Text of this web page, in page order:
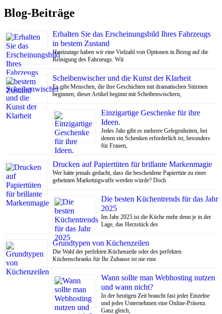
Blog-Beiträge
Erhalten Sie das Erscheinungsbild Ihres Fahrzeugs
in bestem Zustand
Heutzutage haben wir eine Vielzahl von Optionen in Bezug auf die
Reinigung des Fahrzeugs. Wir
Scheibenwischer und die Kunst der Klarheit
Es gibt Menschen, die ihre Geschichten mit dramatischen Stürmen
beginnen; dieser Artikel beginnt mit Scheibenwischern,
Einzigartige Geschenke für ihre
Ideen.
Jedes Jahr gibt es mehrere Gelegenheiten, bei
denen ein Schenken erforderlich ist, besonders
für Frauen,
Drucken auf Papiertüten für brillante Markenmagie
Wer hätte jemals gedacht, dass die bescheidene Papiertüte zu einer
geheimen Marketingwaffe werden würde? Doch
Die besten Küchentrends für das Jahr
2025
Im Jahr 2025 ist die Küche mehr denn je in der
Lage, das Herzstück des
Grundtypen von Küchenzeilen
Die Wahl der perfekten Küchenzeile oder des perfekten
Küchenschranks für Ihr Zuhause ist nie eine
Wann sollte man Webhosting nutzen
und wann nicht?
In der heutigen Zeit braucht fast jeder Einzelne
und jedes Unternehmen eine Online-Präsenz.
Ganz gleich,